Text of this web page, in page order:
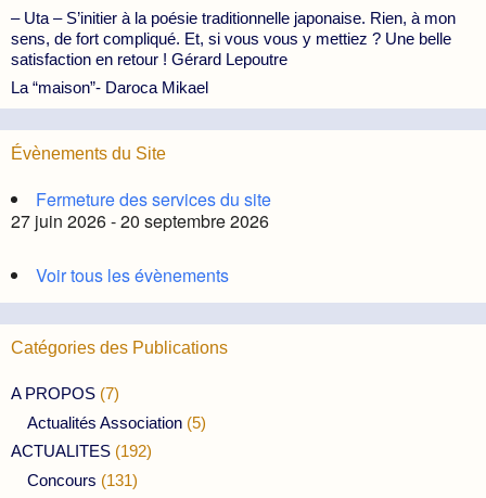
– Uta – S’initier à la poésie traditionnelle japonaise. Rien, à mon
sens, de fort compliqué. Et, si vous vous y mettiez ? Une belle
satisfaction en retour ! Gérard Lepoutre
La “maison”- Daroca Mikael
Évènements du Site
Fermeture des services du site
27 juin 2026 - 20 septembre 2026
Voir tous les évènements
Catégories des Publications
A PROPOS (7)
Actualités Association (5)
ACTUALITES (192)
Concours (131)